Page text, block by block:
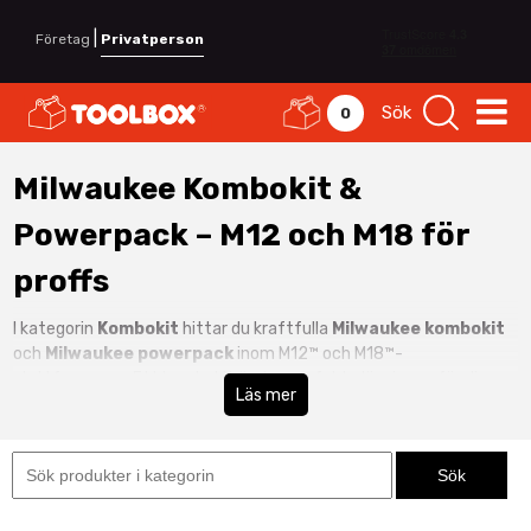
Företag Privatperson
0 Sök
Milwaukee Kombokit &
Powerpack – M12 och M18 för
proffs
I kategorin Kombokit hittar du kraftfulla Milwaukee kombokit
och Milwaukee powerpack inom M12™ och M18™-
plattformarna. Ett kombokit är den perfekta lösningen för dig
som vill ha flera maskiner, batterier och laddare samlade i ett
Med ett
M12 powerpack
får du kompakta och smidiga verktyg
för service, installation och montage. Ett
Läs mer